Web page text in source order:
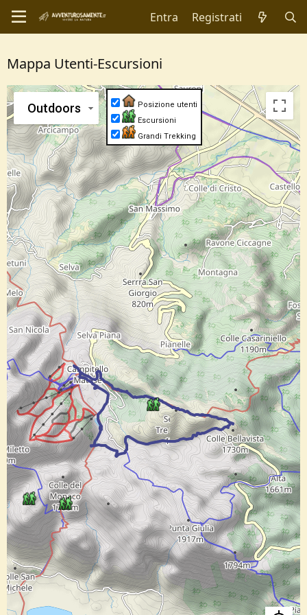
Entra Registrati
Mappa Utenti-Escursioni
Outdoors
Posizione utenti
Escursioni
Grandi Trekking